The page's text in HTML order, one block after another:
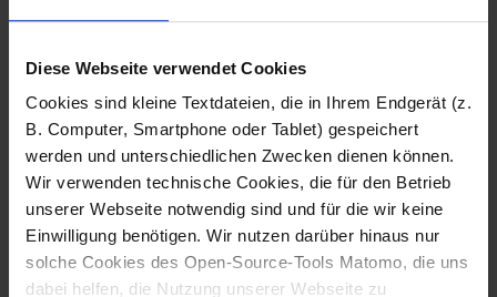
Diese Webseite verwendet Cookies
Cookies sind kleine Textdateien, die in Ihrem Endgerät (z.
B. Computer, Smartphone oder Tablet) gespeichert
werden und unterschiedlichen Zwecken dienen können.
Wir verwenden technische Cookies, die für den Betrieb
unserer Webseite notwendig sind und für die wir keine
Einwilligung benötigen. Wir nutzen darüber hinaus nur
solche Cookies des Open-Source-Tools Matomo, die uns
dabei helfen, die Nutzung unserer Webseite zu
Fotografo: Lorenz
Sternbach
Download
Fotografo: Lorenz
Sternbach
Download